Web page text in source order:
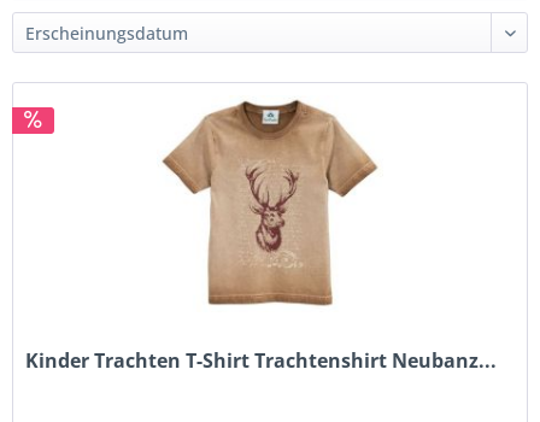
welchem Aufdruck, jedesTrachtenshirt
ist ein Blickfang für sich. Traditionelle
denTrachtenshirtszu finden.
Die Trachtenoberteilesind
alltagstauglich und werden sehr gerne
getragen, da sie zu allem passen und
Onlineshopvon
aus einem
reichhaltigen Angebot wählen!
Kinder Trachten T-Shirt Trachtenshirt Neubanz...